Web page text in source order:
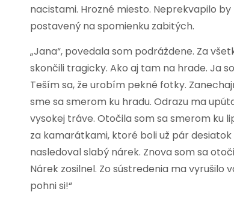
nacistami. Hrozné miesto. Neprekvapilo
postavený na spomienku zabitých.
„Jana“, povedala som podráždene. Za
skončili tragicky. Ako aj tam na hrade. Ja
Teším sa, že urobím pekné fotky.
sme sa smerom ku hradu. Odrazu ma
vysokej tráve. Otočila som sa smerom ku
za kamarátkami, ktoré boli už pár
nasledoval slabý nárek. Znova som sa
Nárek zosilnel. Zo sústredenia ma
pohni si!“